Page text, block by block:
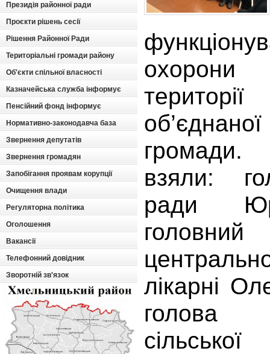
Президія районної ради
Проєкти рішень сесії
Рішення Районної Ради
Територіальні громади району
Об'єкти спільної власності
Казначейська служба інформує
Пенсійний фонд інформує
Нормативно-законодавча база
Звернення депутатів
Звернення громадян
Запобігання проявам корупції
Очищення влади
Регуляторна політика
Оголошення
Вакансії
Телефонний довідник
Зворотній зв'язок
взяли:
ради
лікарні
голова